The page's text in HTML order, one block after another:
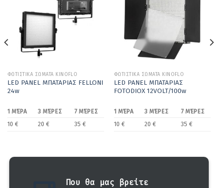
ΦΩΤΙΣΤΙΚΑ ΣΩΜΑΤΑ KINOFLO
LED PANEL ΜΠΑΤΑΡΙΑΣ FELLONI
24w
1 ΜΈΡΑ 3 ΜΈΡΕΣ
7 ΜΈΡΕΣ
10 €
20 € 35 €
ΦΩΤΙΣΤΙΚΑ ΣΩΜΑΤΑ KINOFLO
LED PANEL ΜΠΑΤΑΡΙΑΣ
FOTODIOX 12VOLT/100w
1 ΜΈΡΑ 3 ΜΈΡΕΣ
7 ΜΈΡΕΣ
10 €
20 € 35 €
Που θα μας βρείτε